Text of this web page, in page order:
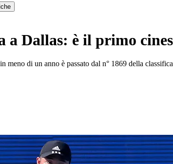
Dallas: è il primo
meno di un anno è passato dal n° 1869 della